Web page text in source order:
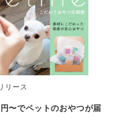
リース
〜でペットのおやつが届